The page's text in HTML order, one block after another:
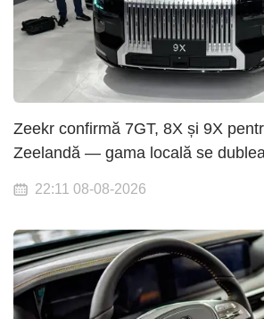
Zeekr confirmă 7GT, 8X și 9X
Zeelandă — gama locală se
22:11 08-08-2026